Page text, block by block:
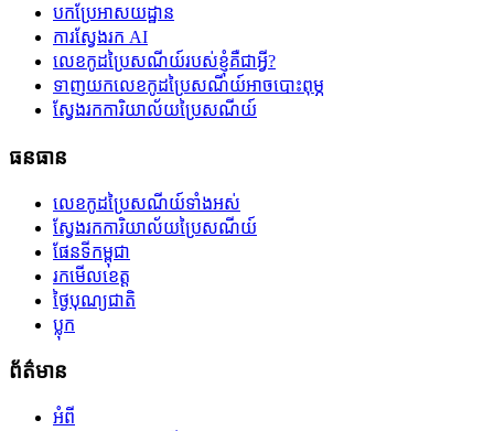
បកប្រែអាសយដ្ឋាន
ការស្វែងរក AI
លេខកូដប្រៃសណីយ៍របស់ខ្ញុំគឺជាអ្វី?
ទាញយកលេខកូដប្រៃសណីយ៍អាចបោះពុម្ភ
ស្វែងរកការិយាល័យប្រៃសណីយ៍
ធនធាន
លេខកូដប្រៃសណីយ៍ទាំងអស់
ស្វែងរកការិយាល័យប្រៃសណីយ៍
ផែនទីកម្ពុជា
រកមើលខេត្ត
ថ្ងៃបុណ្យជាតិ
ប្លុក
ព័ត៌មាន
អំពី